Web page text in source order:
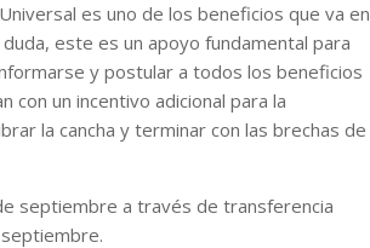
es uno de los beneficios que va en
este es un apoyo fundamental para
y postular a todos los beneficios
un incentivo adicional para la
la cancha y terminar con las brechas de
septiembre a través de transferencia